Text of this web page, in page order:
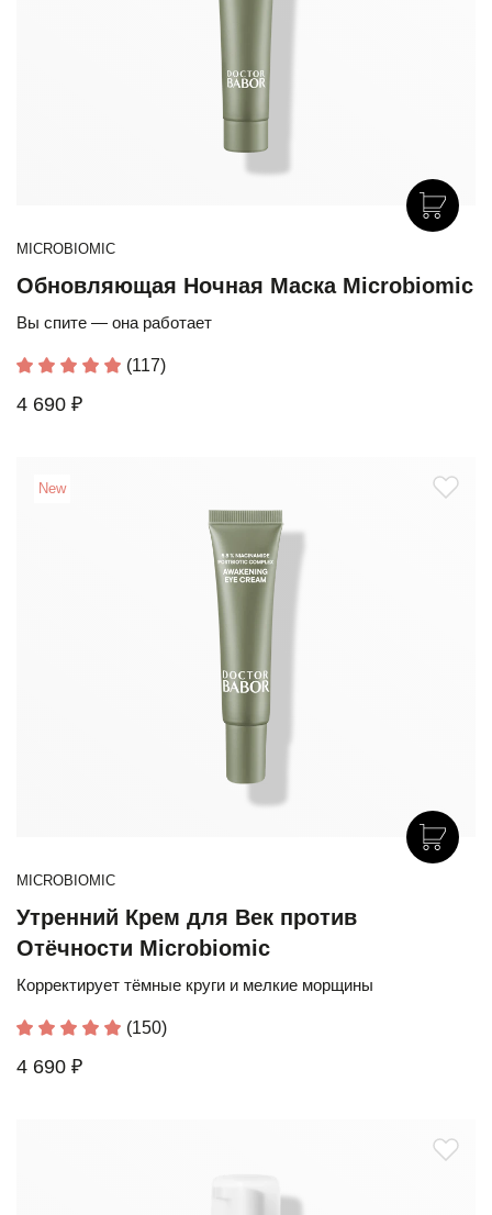
MICROBIOMIC
Обновляющая Ночная Маска Microbiomic
Вы спите — она работает
(117)
4 690 ₽
New
MICROBIOMIC
Утренний Крем для Век против
Отёчности Microbiomic
Корректирует тёмные круги и мелкие морщины
(150)
4 690 ₽